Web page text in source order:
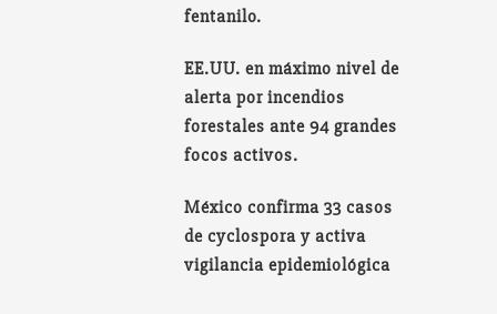
fentanilo.
EE.UU. en máximo nivel de
alerta por incendios
forestales ante 94 grandes
focos activos.
México confirma 33 casos
de cyclospora y activa
vigilancia epidemiológica